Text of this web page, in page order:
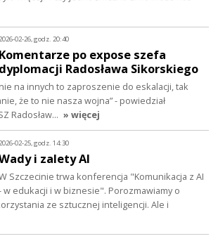
02-26, godz. 20:40
Komentarze po expose szefa
dyplomacji Radosława Sikorskiego
na innych to zaproszenie do eskalacji, tak
że to nie nasza wojna” - powiedział
Radosław… » więcej
02-25, godz. 14:30
i zalety AI
Szczecinie trwa konferencja "Komunikacja z AI
w edukacji i w biznesie". Porozmawiamy o
ze sztucznej inteligencji. Ale i